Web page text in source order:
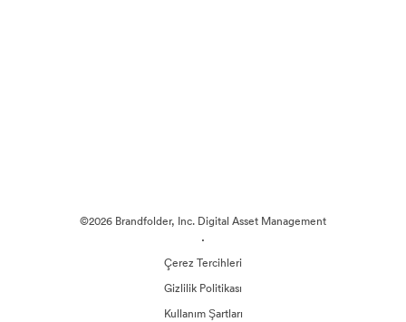
©2026 Brandfolder, Inc. Digital Asset Management
·
Çerez Tercihleri
Gizlilik Politikası
Kullanım Şartları